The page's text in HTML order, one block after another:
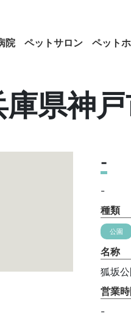
院 ペットサロン ペット
県神戸
-
-
種類
公園
名称
狐坂公
営業時
-